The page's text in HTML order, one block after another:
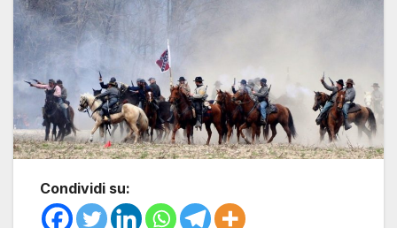
Condividi su: